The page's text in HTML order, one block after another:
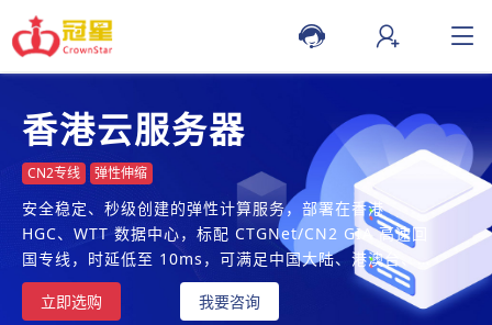
香港云服务器
CN2专线 弹性伸缩
安全稳定、秒级创建的弹性计算服务，部署在香港
HGC、WTT 数据中心，标配 CTGNet/CN2 GIA 高速回
国专线，时延低至 10ms，可满足中国大陆、港澳台、东
南亚地区的高速访问需求
立即选购
我要咨询